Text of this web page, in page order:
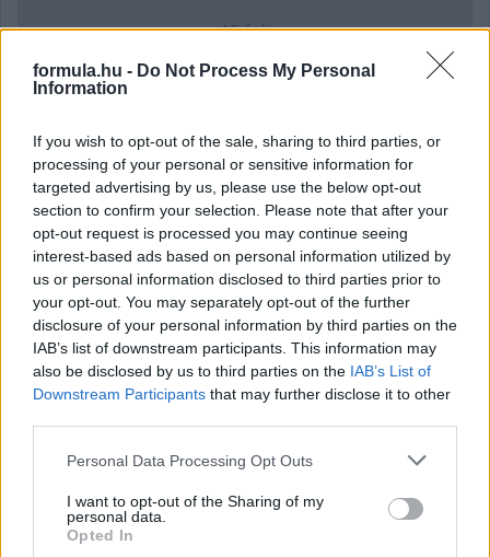
formula.hu - Do Not Process My Personal
Information
If you wish to opt-out of the sale, sharing to third parties, or
processing of your personal or sensitive information for
targeted advertising by us, please use the below opt-out
section to confirm your selection. Please note that after your
opt-out request is processed you may continue seeing
interest-based ads based on personal information utilized by
us or personal information disclosed to third parties prior to
your opt-out. You may separately opt-out of the further
disclosure of your personal information by third parties on the
IAB’s list of downstream participants. This information may
also be disclosed by us to third parties on the IAB’s List of
Downstream Participants that may further disclose it to other
Please note that this website/app uses one or more Google
not limited to your visit or usage behaviour. You may click to
grant or deny consent to Google and its third-party tags to
use your data for below specified purposes in below Google
Personal Data Processing Opt Outs
I want to opt-out of the Sharing of my
personal data.
Opted In
16 órája
Eljegyezte kedvesét George Russell
21 órája
mindenhol